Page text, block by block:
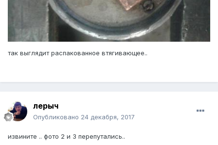
так выглядит распакованное втягивающее..
лерыч
Опубликовано 24 декабря, 2017
извините .. фото 2 и 3 перепутались..